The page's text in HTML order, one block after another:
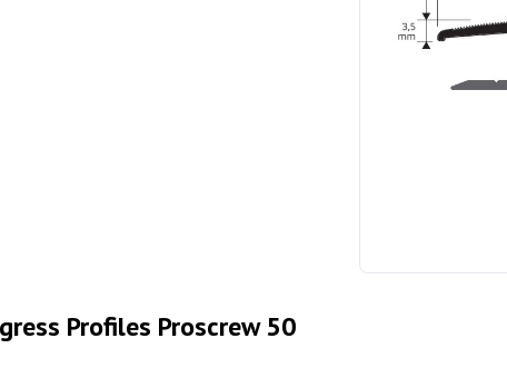
Profiles Proscrew 50